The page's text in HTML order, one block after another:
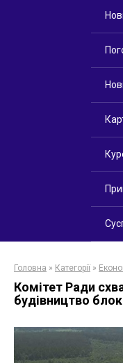
Головна » Категорії »
Комітет Ради
будівництво